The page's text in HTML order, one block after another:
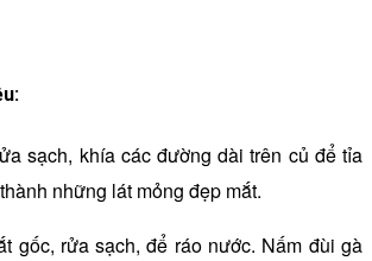
sạch, khía các đường dài trên củ để tỉa
những lát mỏng đẹp mắt.
gốc, rửa sạch, để ráo nước. Nấm đùi gà